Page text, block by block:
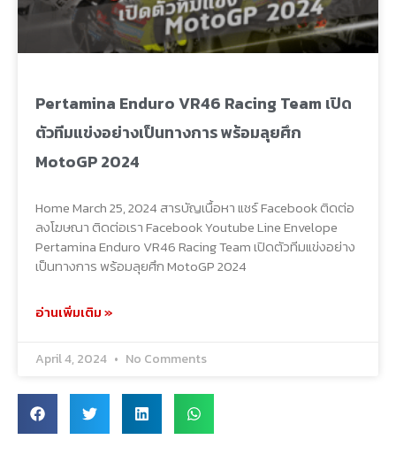
Pertamina Enduro VR46 Racing Team เปิด
ตัวทีมแข่งอย่างเป็นทางการ พร้อมลุยศึก
MotoGP 2024
Home March 25, 2024 สารบัญเนื้อหา แชร์ Facebook ติดต่อ
ลงโฆษณา ติดต่อเรา Facebook Youtube Line Envelope
Pertamina Enduro VR46 Racing Team เปิดตัวทีมแข่งอย่าง
เป็นทางการ พร้อมลุยศึก MotoGP 2024
อ่านเพิ่มเติม »
April 4, 2024 No Comments